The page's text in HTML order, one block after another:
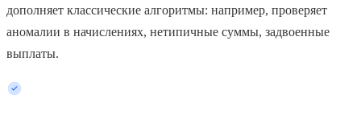
дополняет классические алгоритмы: например, проверяет
аномалии в начислениях, нетипичные суммы, задвоенные
выплаты.